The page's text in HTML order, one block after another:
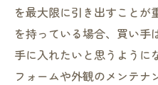
を最大限に引き出すことが
を持っている場合、買い手
手に入れたいと思うように
フォームや外観のメンテ